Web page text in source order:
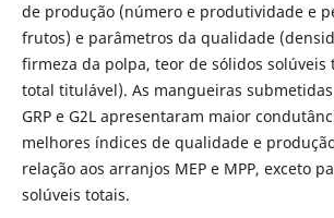
de produção (número e produtividade e
frutos) e parâmetros da qualidade
firmeza da polpa, teor de sólidos solúveis
total titulável). As mangueiras
GRP e G2L apresentaram maior
melhores índices de qualidade e
relação aos arranjos MEP e MPP, exceto
solúveis totais.